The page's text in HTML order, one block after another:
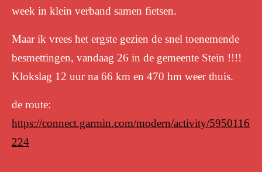
week in klein verband samen fietsen.
Maar ik vrees het ergste gezien de snel toenemende
besmettingen, vandaag 26 in de gemeente Stein !!!!
Klokslag 12 uur na 66 km en 470 hm weer thuis.
de route:
https://connect.garmin.com/modern/activity/5950116
224